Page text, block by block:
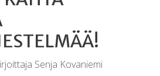
Senja Kovaniemi